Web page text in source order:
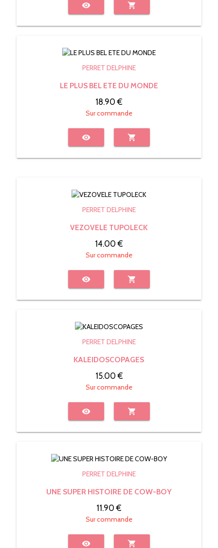
visibility shopping_cart
PERRET DELPHINE
LE PLUS BEL ETE DU MONDE
18.90 €
Sur commande
visibility shopping_cart
PERRET DELPHINE
VEZOVELE TUPOLECK
14.00 €
Sur commande
visibility shopping_cart
PERRET DELPHINE
KALEIDOSCOPAGES
15.00 €
Sur commande
visibility shopping_cart
PERRET DELPHINE
UNE SUPER HISTOIRE DE COW-BOY
11.90 €
Sur commande
visibility shopping_cart